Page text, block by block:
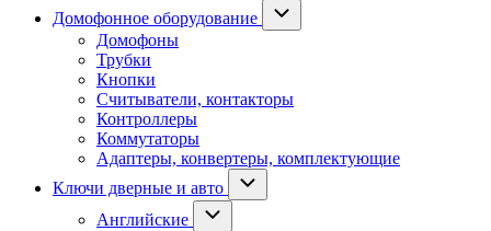
Домофонное оборудование
Домофоны
Трубки
Кнопки
Считыватели, контакторы
Контроллеры
Коммутаторы
Адаптеры, конвертеры, комплектующие
Ключи дверные и авто
Английские